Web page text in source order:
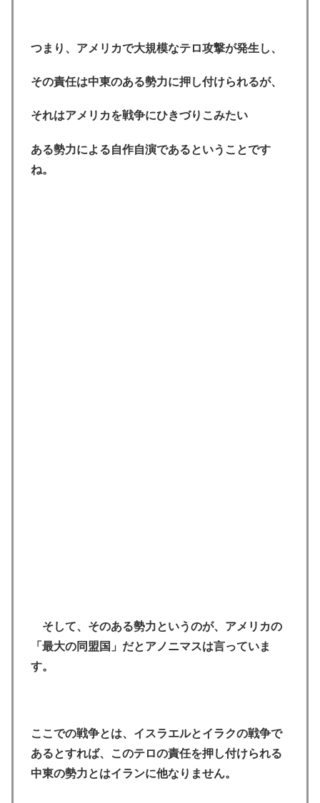
つまり、アメリカで大規模なテロ攻撃が発生し、
その責任は中東のある勢力に押し付けられるが、
それはアメリカを戦争にひきづりこみたい
ある勢力による自作自演であるということです
ね。
そして、そのある勢力というのが、アメリカの
「最大の同盟国」だとアノニマスは言っていま
す。
ここでの戦争とは、イスラエルとイラクの戦争で
あるとすれば、このテロの責任を押し付けられる
中東の勢力とはイランに他なりません。